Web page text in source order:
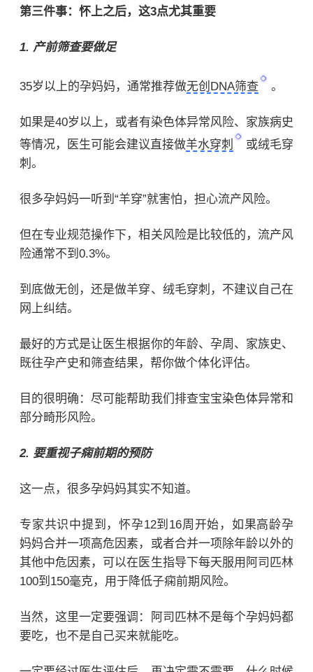
第三件事：怀上之后，这3点尤其重要
1. 产前筛查要做足
35岁以上的孕妈妈，通常推荐做无创DNA筛查 。
如果是40岁以上，或者有染色体异常风险、家族病史
等情况，医生可能会建议直接做羊水穿刺
或绒毛穿
刺。
很多孕妈妈一听到“羊穿”就害怕，担心流产风险。
但在专业规范操作下，相关风险是比较低的，流产风
险通常不到0.3%。
到底做无创，还是做羊穿、绒毛穿刺，不建议自己在
网上纠结。
最好的方式是让医生根据你的年龄、孕周、家族史、
既往孕产史和筛查结果，帮你做个体化评估。
目的很明确：尽可能帮助我们排查宝宝染色体异常和
部分畸形风险。
2. 要重视子痫前期的预防
这一点，很多孕妈妈其实不知道。
专家共识中提到，怀孕12到16周开始，如果高龄孕
妈妈合并一项高危因素，或者合并一项除年龄以外的
其他中危因素，可以在医生指导下每天服用阿司匹林
100到150毫克，用于降低子痫前期风险。
当然，这里一定要强调：阿司匹林不是每个孕妈妈都
要吃，也不是自己买来就能吃。